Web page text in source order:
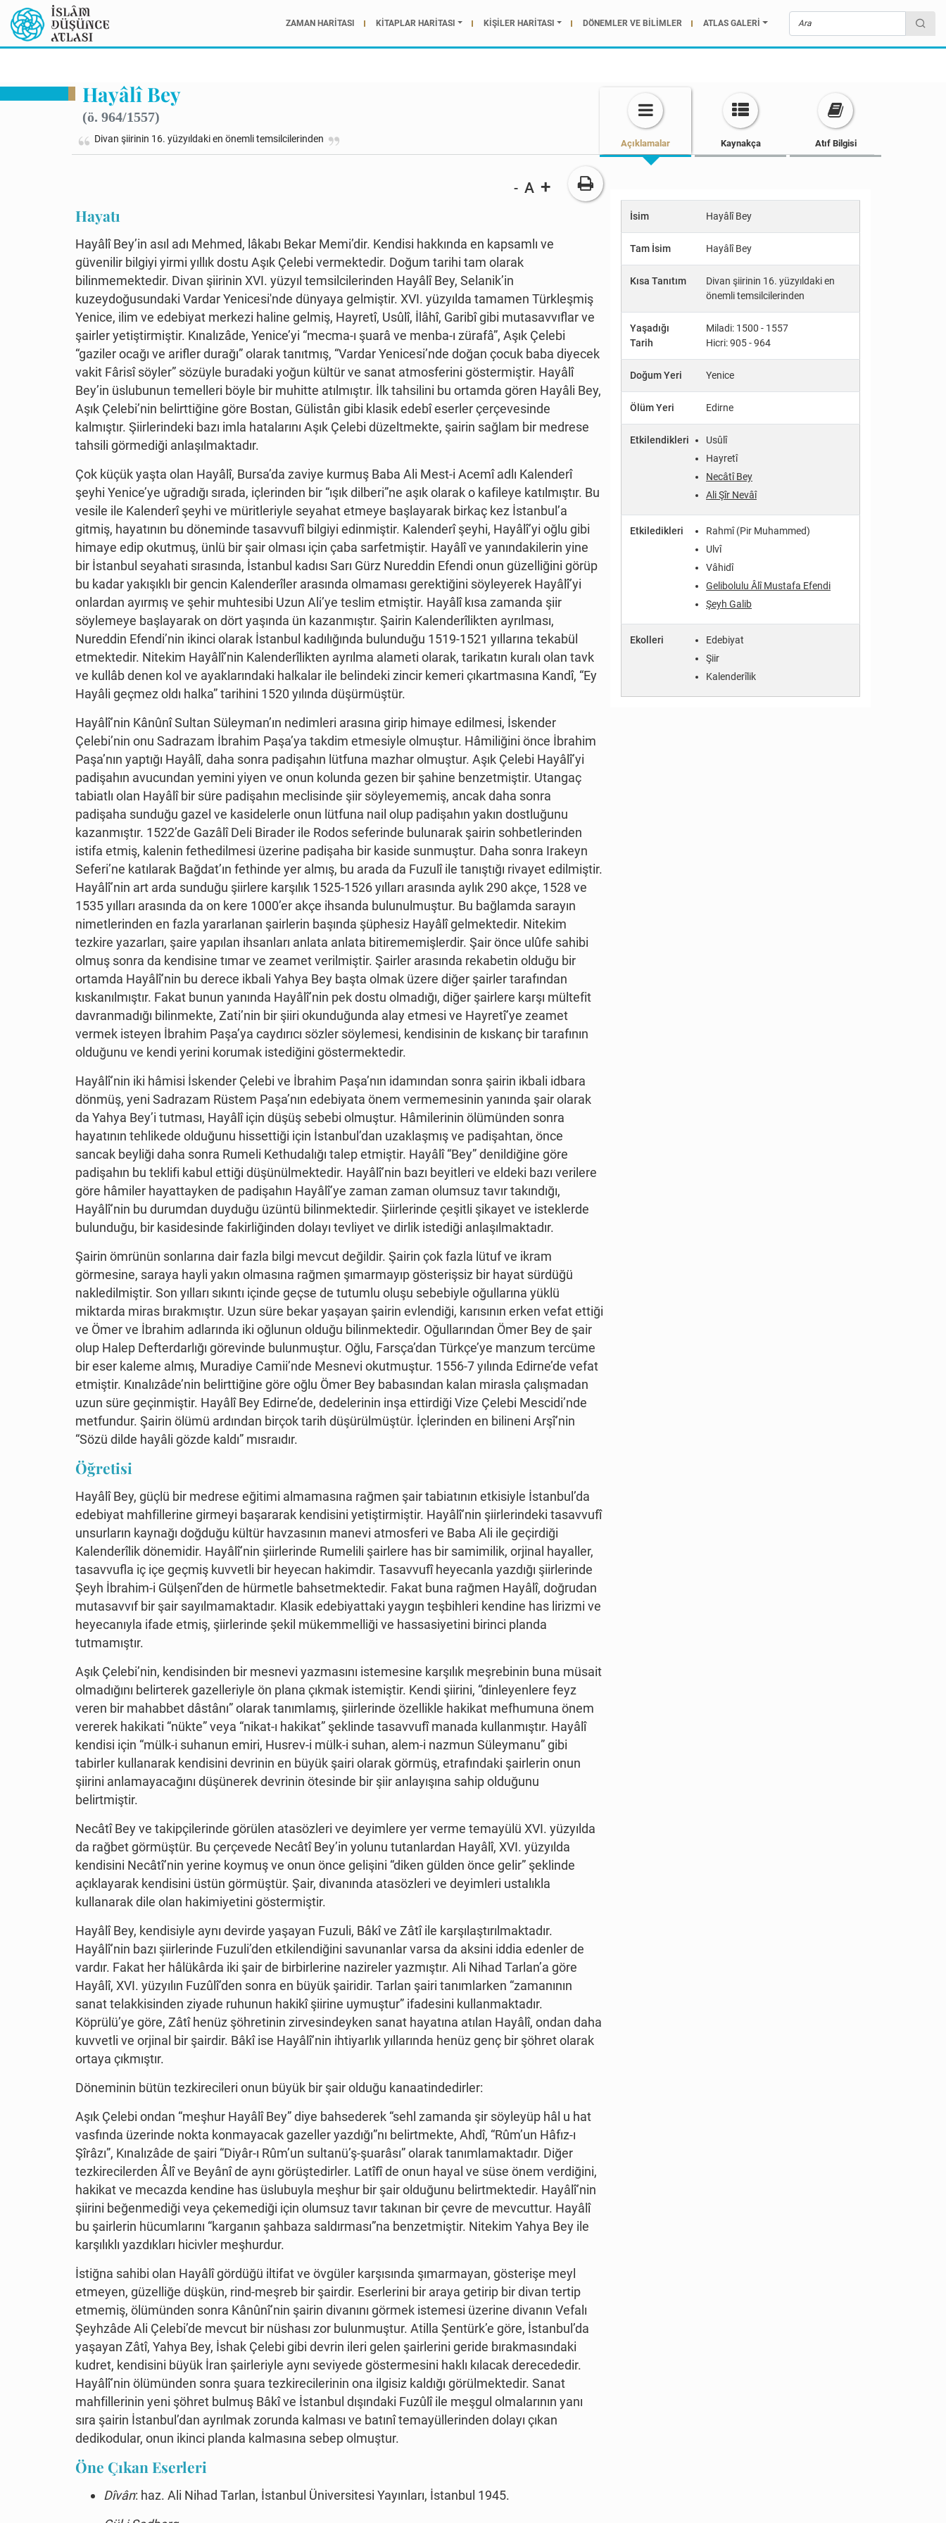
ZAMAN HARİTASI KİTAPLAR HARİTASI KİŞİLER HARİTASI DÖNEMLER VE BİLİMLER ATLAS GALERİ
Hayâlî Bey
(ö. 964/1557)
Divan şiirinin 16. yüzyıldaki en önemli temsilcilerinden Açıklamalar Kaynakça Atıf Bilgisi
- A +
Hayatı
Hayâlî Bey’in asıl adı Mehmed, lâkabı Bekar Memi’dir. Kendisi hakkında en kapsamlı ve
güvenilir bilgiyi yirmi yıllık dostu Aşık Çelebi vermektedir. Doğum tarihi tam olarak
bilinmemektedir. Divan şiirinin XVI. yüzyıl temsilcilerinden Hayâlî Bey, Selanik’in
kuzeydoğusundaki Vardar Yenicesi'nde dünyaya gelmiştir. XVI. yüzyılda tamamen Türkleşmiş
Yenice, ilim ve edebiyat merkezi haline gelmiş, Hayretî, Usûlî, İlâhî, Garibî gibi mutasavvıflar ve
şairler yetiştirmiştir. Kınalızâde, Yenice’yi “mecma-ı şuarâ ve menba-ı zürafâ”, Aşık Çelebi
“gaziler ocağı ve arifler durağı” olarak tanıtmış, “Vardar Yenicesi’nde doğan çocuk baba diyecek
vakit Fârisî söyler” sözüyle buradaki yoğun kültür ve sanat atmosferini göstermiştir. Hayâlî
Bey’in üslubunun temelleri böyle bir muhitte atılmıştır. İlk tahsilini bu ortamda gören Hayâli Bey,
Aşık Çelebi’nin belirttiğine göre Bostan, Gülistân gibi klasik edebî eserler çerçevesinde
kalmıştır. Şiirlerindeki bazı imla hatalarını Aşık Çelebi düzeltmekte, şairin sağlam bir medrese
tahsili görmediği anlaşılmaktadır.
Çok küçük yaşta olan Hayâlî, Bursa’da zaviye kurmuş Baba Ali Mest-i Acemî adlı Kalenderî
şeyhi Yenice’ye uğradığı sırada, içlerinden bir “ışık dilberi”ne aşık olarak o kafileye katılmıştır. Bu
vesile ile Kalenderî şeyhi ve müritleriyle seyahat etmeye başlayarak birkaç kez İstanbul’a
gitmiş, hayatının bu döneminde tasavvufî bilgiyi edinmiştir. Kalenderî şeyhi, Hayâlî’yi oğlu gibi
himaye edip okutmuş, ünlü bir şair olması için çaba sarfetmiştir. Hayâlî ve yanındakilerin yine
bir İstanbul seyahati sırasında, İstanbul kadısı Sarı Gürz Nureddin Efendi onun güzelliğini görüp
bu kadar yakışıklı bir gencin Kalenderîler arasında olmaması gerektiğini söyleyerek Hayâlî’yi
onlardan ayırmış ve şehir muhtesibi Uzun Ali’ye teslim etmiştir. Hayâlî kısa zamanda şiir
söylemeye başlayarak on dört yaşında ün kazanmıştır. Şairin Kalenderîlikten ayrılması,
Nureddin Efendi’nin ikinci olarak İstanbul kadılığında bulunduğu 1519-1521 yıllarına tekabül
etmektedir. Nitekim Hayâlî’nin Kalenderîlikten ayrılma alameti olarak, tarikatın kuralı olan tavk
ve kullâb denen kol ve ayaklarındaki halkalar ile belindeki zincir kemeri çıkartmasına Kandî, “Ey
Hayâli geçmez oldı halka” tarihini 1520 yılında düşürmüştür.
Hayâlî’nin Kânûnî Sultan Süleyman’ın nedimleri arasına girip himaye edilmesi, İskender
Çelebi’nin onu Sadrazam İbrahim Paşa’ya takdim etmesiyle olmuştur. Hâmiliğini önce İbrahim
Paşa’nın yaptığı Hayâlî, daha sonra padişahın lütfuna mazhar olmuştur. Aşık Çelebi Hayâlî’yi
padişahın avucundan yemini yiyen ve onun kolunda gezen bir şahine benzetmiştir. Utangaç
tabiatlı olan Hayâlî bir süre padişahın meclisinde şiir söyleyememiş, ancak daha sonra
padişaha sunduğu gazel ve kasidelerle onun lütfuna nail olup padişahın yakın dostluğunu
kazanmıştır. 1522’de Gazâlî Deli Birader ile Rodos seferinde bulunarak şairin sohbetlerinden
istifa etmiş, kalenin fethedilmesi üzerine padişaha bir kaside sunmuştur. Daha sonra Irakeyn
Seferi’ne katılarak Bağdat’ın fethinde yer almış, bu arada da Fuzulî ile tanıştığı rivayet edilmiştir.
Hayâlî’nin art arda sunduğu şiirlere karşılık 1525-1526 yılları arasında aylık 290 akçe, 1528 ve
1535 yılları arasında da on kere 1000’er akçe ihsanda bulunulmuştur. Bu bağlamda sarayın
nimetlerinden en fazla yararlanan şairlerin başında şüphesiz Hayâlî gelmektedir. Nitekim
tezkire yazarları, şaire yapılan ihsanları anlata anlata bitirememişlerdir. Şair önce ulûfe sahibi
olmuş sonra da kendisine tımar ve zeamet verilmiştir. Şairler arasında rekabetin olduğu bir
ortamda Hayâlî’nin bu derece ikbali Yahya Bey başta olmak üzere diğer şairler tarafından
kıskanılmıştır. Fakat bunun yanında Hayâlî’nin pek dostu olmadığı, diğer şairlere karşı mültefit
davranmadığı bilinmekte, Zati’nin bir şiiri okunduğunda alay etmesi ve Hayretî’ye zeamet
vermek isteyen İbrahim Paşa’ya caydırıcı sözler söylemesi, kendisinin de kıskanç bir tarafının
olduğunu ve kendi yerini korumak istediğini göstermektedir.
Hayâlî’nin iki hâmisi İskender Çelebi ve İbrahim Paşa’nın idamından sonra şairin ikbali idbara
dönmüş, yeni Sadrazam Rüstem Paşa’nın edebiyata önem vermemesinin yanında şair olarak
da Yahya Bey’i tutması, Hayâlî için düşüş sebebi olmuştur. Hâmilerinin ölümünden sonra
hayatının tehlikede olduğunu hissettiği için İstanbul’dan uzaklaşmış ve padişahtan, önce
sancak beyliği daha sonra Rumeli Kethudalığı talep etmiştir. Hayâlî “Bey” denildiğine göre
padişahın bu teklifi kabul ettiği düşünülmektedir. Hayâlî’nin bazı beyitleri ve eldeki bazı verilere
göre hâmiler hayattayken de padişahın Hayâlî’ye zaman zaman olumsuz tavır takındığı,
Hayâlî’nin bu durumdan duyduğu üzüntü bilinmektedir. Şiirlerinde çeşitli şikayet ve isteklerde
bulunduğu, bir kasidesinde fakirliğinden dolayı tevliyet ve dirlik istediği anlaşılmaktadır.
Şairin ömrünün sonlarına dair fazla bilgi mevcut değildir. Şairin çok fazla lütuf ve ikram
görmesine, saraya hayli yakın olmasına rağmen şımarmayıp gösterişsiz bir hayat sürdüğü
nakledilmiştir. Son yılları sıkıntı içinde geçse de tutumlu oluşu sebebiyle oğullarına yüklü
miktarda miras bırakmıştır. Uzun süre bekar yaşayan şairin evlendiği, karısının erken vefat ettiği
ve Ömer ve İbrahim adlarında iki oğlunun olduğu bilinmektedir. Oğullarından Ömer Bey de şair
olup Halep Defterdarlığı görevinde bulunmuştur. Oğlu, Farsça’dan Türkçe’ye manzum tercüme
bir eser kaleme almış, Muradiye Camii’nde Mesnevi okutmuştur. 1556-7 yılında Edirne’de vefat
etmiştir. Kınalızâde’nin belirttiğine göre oğlu Ömer Bey babasından kalan mirasla çalışmadan
uzun süre geçinmiştir. Hayâlî Bey Edirne’de, dedelerinin inşa ettirdiği Vize Çelebi Mescidi’nde
metfundur. Şairin ölümü ardından birçok tarih düşürülmüştür. İçlerinden en bilineni Arşî’nin
“Sözü dilde hayâli gözde kaldı” mısraıdır.
Öğretisi
Hayâlî Bey, güçlü bir medrese eğitimi almamasına rağmen şair tabiatının etkisiyle İstanbul’da
edebiyat mahfillerine girmeyi başararak kendisini yetiştirmiştir. Hayâlî’nin şiirlerindeki tasavvufî
unsurların kaynağı doğduğu kültür havzasının manevi atmosferi ve Baba Ali ile geçirdiği
Kalenderîlik dönemidir. Hayâlî’nin şiirlerinde Rumelili şairlere has bir samimilik, orjinal hayaller,
tasavvufla iç içe geçmiş kuvvetli bir heyecan hakimdir. Tasavvufî heyecanla yazdığı şiirlerinde
Şeyh İbrahim-i Gülşenî’den de hürmetle bahsetmektedir. Fakat buna rağmen Hayâlî, doğrudan
mutasavvıf bir şair sayılmamaktadır. Klasik edebiyattaki yaygın teşbihleri kendine has lirizmi ve
heyecanıyla ifade etmiş, şiirlerinde şekil mükemmelliği ve hassasiyetini birinci planda
tutmamıştır.
Aşık Çelebi’nin, kendisinden bir mesnevi yazmasını istemesine karşılık meşrebinin buna müsait
olmadığını belirterek gazelleriyle ön plana çıkmak istemiştir. Kendi şiirini, “dinleyenlere feyz
veren bir mahabbet dâstânı” olarak tanımlamış, şiirlerinde özellikle hakikat mefhumuna önem
vererek hakikati “nükte” veya “nikat-ı hakikat” şeklinde tasavvufî manada kullanmıştır. Hayâlî
kendisi için “mülk-i suhanun emiri, Husrev-i mülk-i suhan, alem-i nazmun Süleymanu” gibi
tabirler kullanarak kendisini devrinin en büyük şairi olarak görmüş, etrafındaki şairlerin onun
şiirini anlamayacağını düşünerek devrinin ötesinde bir şiir anlayışına sahip olduğunu
belirtmiştir.
Necâtî Bey ve takipçilerinde görülen atasözleri ve deyimlere yer verme temayülü XVI. yüzyılda
da rağbet görmüştür. Bu çerçevede Necâtî Bey’in yolunu tutanlardan Hayâlî, XVI. yüzyılda
kendisini Necâtî’nin yerine koymuş ve onun önce gelişini “diken gülden önce gelir” şeklinde
açıklayarak kendisini üstün görmüştür. Şair, divanında atasözleri ve deyimleri ustalıkla
kullanarak dile olan hakimiyetini göstermiştir.
Hayâlî Bey, kendisiyle aynı devirde yaşayan Fuzuli, Bâkî ve Zâtî ile karşılaştırılmaktadır.
Hayâlî’nin bazı şiirlerinde Fuzuli’den etkilendiğini savunanlar varsa da aksini iddia edenler de
vardır. Fakat her hâlükârda iki şair de birbirlerine nazireler yazmıştır. Ali Nihad Tarlan’a göre
Hayâlî, XVI. yüzyılın Fuzûlî’den sonra en büyük şairidir. Tarlan şairi tanımlarken “zamanının
sanat telakkisinden ziyade ruhunun hakikî şiirine uymuştur” ifadesini kullanmaktadır.
Köprülü’ye göre, Zâtî henüz şöhretinin zirvesindeyken sanat hayatına atılan Hayâlî, ondan daha
kuvvetli ve orjinal bir şairdir. Bâkî ise Hayâlî’nin ihtiyarlık yıllarında henüz genç bir şöhret olarak
ortaya çıkmıştır.
Döneminin bütün tezkirecileri onun büyük bir şair olduğu kanaatindedirler:
Aşık Çelebi ondan “meşhur Hayâlî Bey” diye bahsederek “sehl zamanda şir söyleyüp hâl u hat
vasfında üzerinde nokta konmayacak gazeller yazdığı”nı belirtmekte, Ahdî, “Rûm’un Hâfız-ı
Şîrâzı”, Kınalızâde de şairi “Diyâr-ı Rûm’un sultanü’ş-şuarâsı” olarak tanımlamaktadır. Diğer
tezkirecilerden Âlî ve Beyânî de aynı görüştedirler. Latîfî de onun hayal ve süse önem verdiğini,
hakikat ve mecazda kendine has üslubuyla meşhur bir şair olduğunu belirtmektedir. Hayâlî’nin
şiirini beğenmediği veya çekemediği için olumsuz tavır takınan bir çevre de mevcuttur. Hayâlî
bu şairlerin hücumlarını “karganın şahbaza saldırması”na benzetmiştir. Nitekim Yahya Bey ile
karşılıklı yazdıkları hicivler meşhurdur.
İstiğna sahibi olan Hayâlî gördüğü iltifat ve övgüler karşısında şımarmayan, gösterişe meyl
etmeyen, güzelliğe düşkün, rind-meşreb bir şairdir. Eserlerini bir araya getirip bir divan tertip
etmemiş, ölümünden sonra Kânûnî’nin şairin divanını görmek istemesi üzerine divanın Vefalı
Şeyhzâde Ali Çelebi’de mevcut bir nüshası zor bulunmuştur. Atilla Şentürk’e göre, İstanbul’da
yaşayan Zâtî, Yahya Bey, İshak Çelebi gibi devrin ileri gelen şairlerini geride bırakmasındaki
kudret, kendisini büyük İran şairleriyle aynı seviyede göstermesini haklı kılacak derecededir.
Hayâlî’nin ölümünden sonra şuara tezkirecilerinin ona ilgisiz kaldığı görülmektedir. Sanat
mahfillerinin yeni şöhret bulmuş Bâkî ve İstanbul dışındaki Fuzûlî ile meşgul olmalarının yanı
sıra şairin İstanbul’dan ayrılmak zorunda kalması ve batınî temayüllerinden dolayı çıkan
dedikodular, onun ikinci planda kalmasına sebep olmuştur.
Öne Çıkan Eserleri
Dîvân: haz. Ali Nihad Tarlan, İstanbul Üniversitesi Yayınları, İstanbul 1945.
İsim Hayâlî Bey
Tam İsim Hayâlî Bey
Kısa Tanıtım
Divan şiirinin 16. yüzyıldaki en
önemli temsilcilerinden
Yaşadığı
Tarih
Miladi: 1500 - 1557
Hicri: 905 - 964
Doğum Yeri Yenice
Ölüm Yeri Edirne
Etkilendikleri
Usûlî
Hayretî
Necâtî Bey
Ali Şîr Nevâî
Etkiledikleri
Rahmî (Pir Muhammed)
Ulvî
Vâhidî
Gelibolulu Âlî Mustafa Efendi
Şeyh Galib
Ekolleri
Edebiyat
Şiir
Kalenderîlik